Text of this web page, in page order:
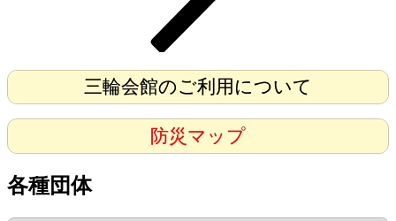
三輪会館のご利用について
防災マップ
各種団体